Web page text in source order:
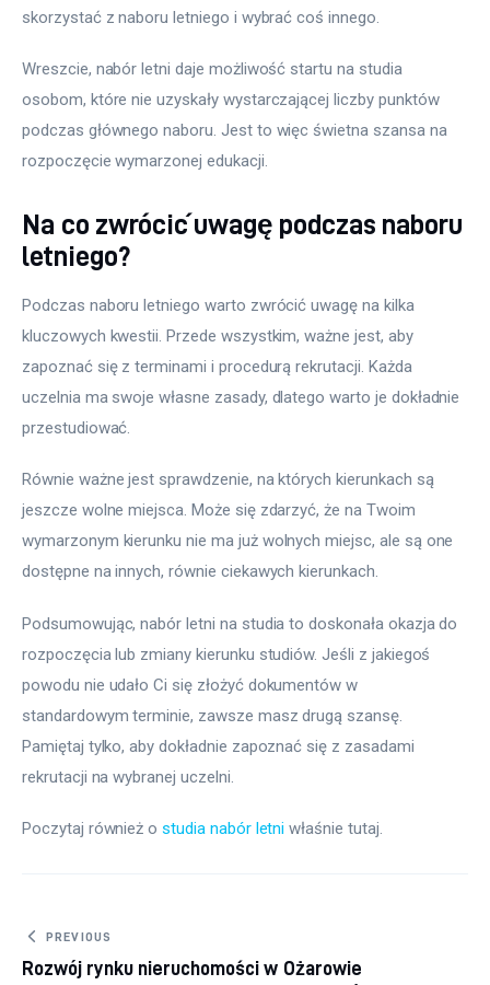
skorzystać z naboru letniego i wybrać coś innego.
Wreszcie, nabór letni daje możliwość startu na studia
osobom, które nie uzyskały wystarczającej liczby punktów
podczas głównego naboru. Jest to więc świetna szansa na
rozpoczęcie wymarzonej edukacji.
Na co zwrócić uwagę podczas naboru
letniego?
Podczas naboru letniego warto zwrócić uwagę na kilka
kluczowych kwestii. Przede wszystkim, ważne jest, aby
zapoznać się z terminami i procedurą rekrutacji. Każda
uczelnia ma swoje własne zasady, dlatego warto je dokładnie
przestudiować.
Równie ważne jest sprawdzenie, na których kierunkach są
jeszcze wolne miejsca. Może się zdarzyć, że na Twoim
wymarzonym kierunku nie ma już wolnych miejsc, ale są one
dostępne na innych, równie ciekawych kierunkach.
Podsumowując, nabór letni na studia to doskonała okazja do
rozpoczęcia lub zmiany kierunku studiów. Jeśli z jakiegoś
powodu nie udało Ci się złożyć dokumentów w
standardowym terminie, zawsze masz drugą szansę.
Pamiętaj tylko, aby dokładnie zapoznać się z zasadami
rekrutacji na wybranej uczelni.
Poczytaj również o studia nabór letni właśnie tutaj.
Nawigacja wpisu
PREVIOUS
Rozwój rynku nieruchomości w Ożarowie